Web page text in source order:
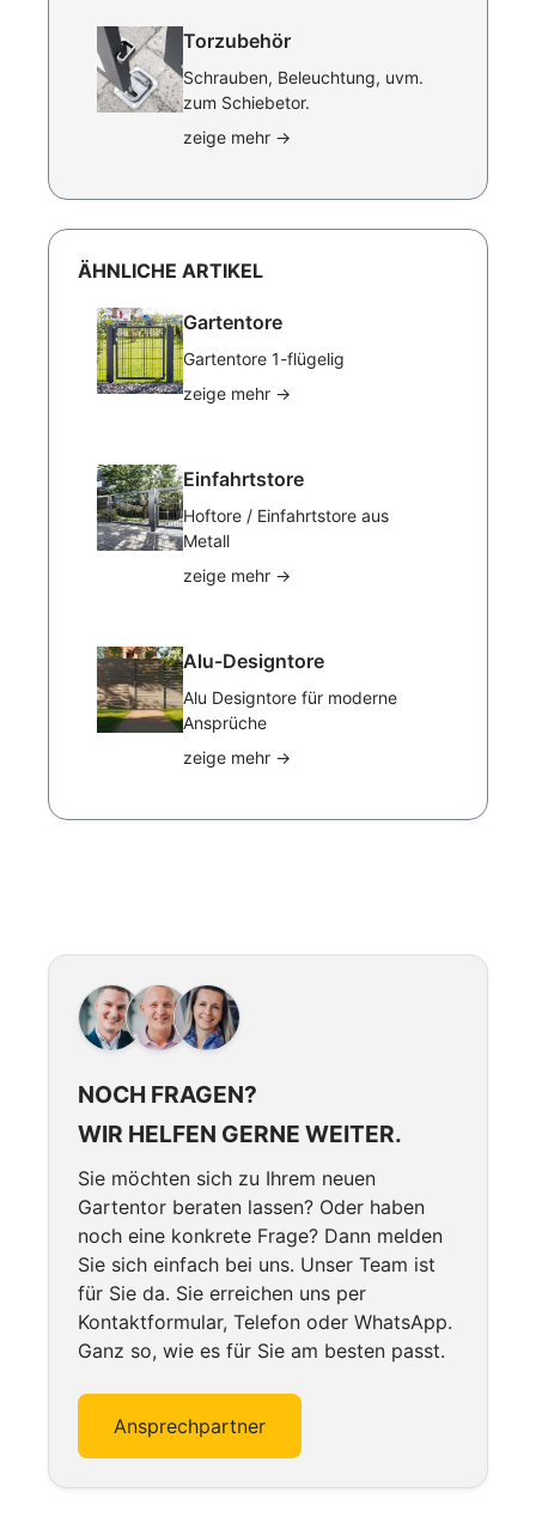
Torzubehör
Schrauben, Beleuchtung, uvm.
zum Schiebetor.
zeige mehr →
ÄHNLICHE ARTIKEL
Gartentore
Gartentore 1-flügelig
zeige mehr →
Einfahrtstore
Hoftore / Einfahrtstore aus
Metall
zeige mehr →
Alu-Designtore
Alu Designtore für moderne
Ansprüche
zeige mehr →
NOCH FRAGEN?
WIR HELFEN GERNE WEITER.
Sie möchten sich zu Ihrem neuen
Gartentor beraten lassen? Oder haben
noch eine konkrete Frage? Dann melden
Sie sich einfach bei uns. Unser Team ist
für Sie da. Sie erreichen uns per
Kontaktformular, Telefon oder WhatsApp.
Ganz so, wie es für Sie am besten passt.
Ansprechpartner